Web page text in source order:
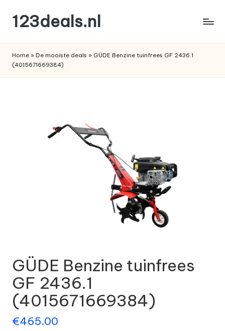
de
inhoud
123deals.nl
deals
Home » De mooiste deals » GÜDE Benzine tuinfrees GF 2436.1
(4015671669384)
GÜDE Benzine tuinfrees
GF 2436.1
(4015671669384)
€465.00